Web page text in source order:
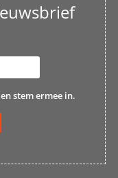
stem ermee in.